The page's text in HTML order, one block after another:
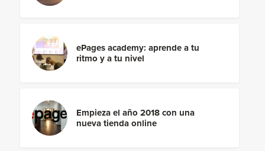
ePages academy: aprende a tu
ritmo y a tu nivel
Empieza el año 2018 con una
nueva tienda online